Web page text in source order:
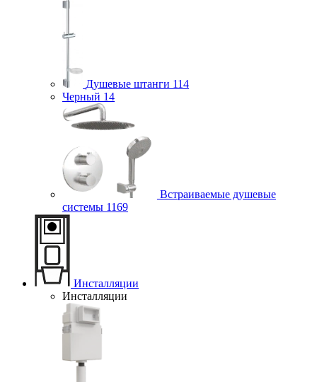
Душевые штанги 114
Черный 14
Встраиваемые душевые
системы 1169
Инсталляции
Инсталляции